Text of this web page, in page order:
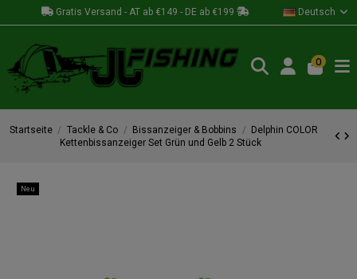
Gratis Versand - AT ab €149 - DE ab €199 Deutsch
0
Startseite Tackle & Co Bissanzeiger & Bobbins
Delphin COLOR
Kettenbissanzeiger Set Grün und Gelb 2 Stück
Neu